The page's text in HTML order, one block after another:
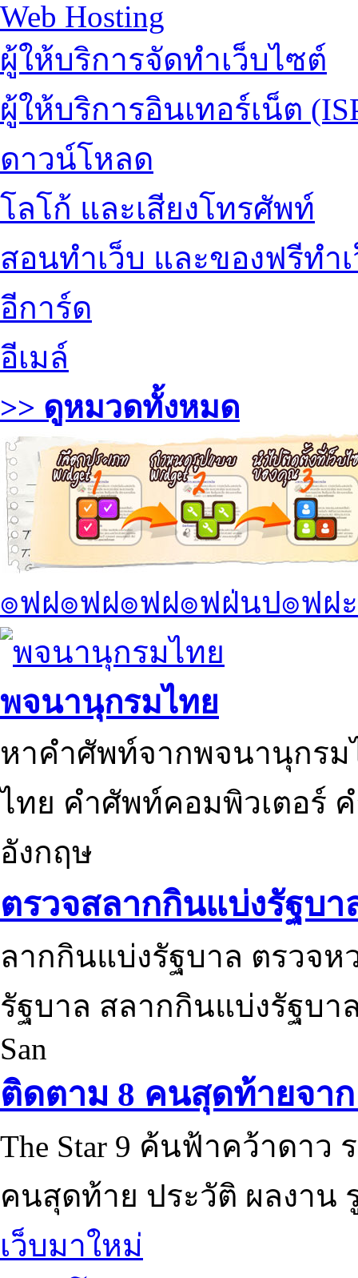
Web Hosting
ผู้ให้บริการจัดทำเว็บไซต์
ผู้ให้บริการอินเทอร์เน็ต
ดาวน์โหลด
โลโก้ และเสียงโทรศัพท์
สอนทำเว็บ และของฟรีทำ
อีการ์ด
อีเมล์
>> ดูหมวดทั้งหมด
๏ฟฝ๏ฟฝ๏ฟฝ๏ฟฝ่นป๏ฟฝ
พจนานุกรมไทย
หาคำศัพท์จากพจนานุกรม
ไทย คำศัพท์คอมพิวเตอร์
อังกฤษ
ตรวจสลากกินแบ่งรัฐบา
ลากกินแบ่งรัฐบาล ตรวจ
รัฐบาล สลากกินแบ่งรัฐบา
San
ติดตาม 8 คนสุดท้ายจาก
The Star 9 ค้นฟ้าคว้าดาว
คนสุดท้าย ประวัติ ผลงาน
เว็บมาใหม่